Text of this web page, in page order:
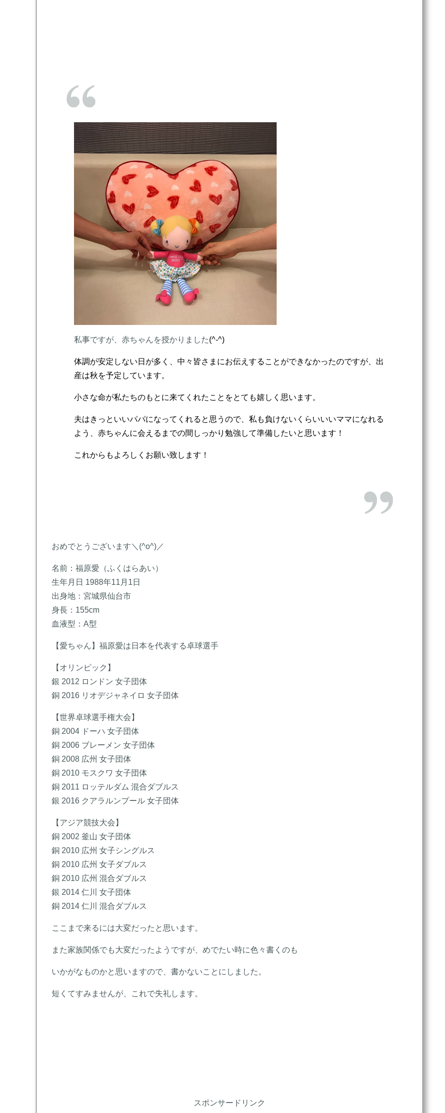
私事ですが、赤ちゃんを授かりました(^-^)
体調が安定しない日が多く、中々皆さまにお伝えすることができなかったのですが、出
産は秋を予定しています。
小さな命が私たちのもとに来てくれたことをとても嬉しく思います。
夫はきっといいパパになってくれると思うので、私も負けないくらいいいママになれる
よう、赤ちゃんに会えるまでの間しっかり勉強して準備したいと思います！
これからもよろしくお願い致します！
おめでとうございます＼(^o^)／
名前：福原愛（ふくはらあい）
生年月日 1988年11月1日
出身地：宮城県仙台市
身長：155cm
血液型：A型
【愛ちゃん】福原愛は日本を代表する卓球選手
【オリンピック】
銀 2012 ロンドン 女子団体
銅 2016 リオデジャネイロ 女子団体
【世界卓球選手権大会】
銅 2004 ドーハ 女子団体
銅 2006 ブレーメン 女子団体
銅 2008 広州 女子団体
銅 2010 モスクワ 女子団体
銅 2011 ロッテルダム 混合ダブルス
銀 2016 クアラルンプール 女子団体
【アジア競技大会】
銅 2002 釜山 女子団体
銅 2010 広州 女子シングルス
銅 2010 広州 女子ダブルス
銅 2010 広州 混合ダブルス
銀 2014 仁川 女子団体
銅 2014 仁川 混合ダブルス
ここまで来るには大変だったと思います。
また家族関係でも大変だったようですが、めでたい時に色々書くのも
いかがなものかと思いますので、書かないことにしました。
短くてすみませんが、これで失礼します。
スポンサードリンク